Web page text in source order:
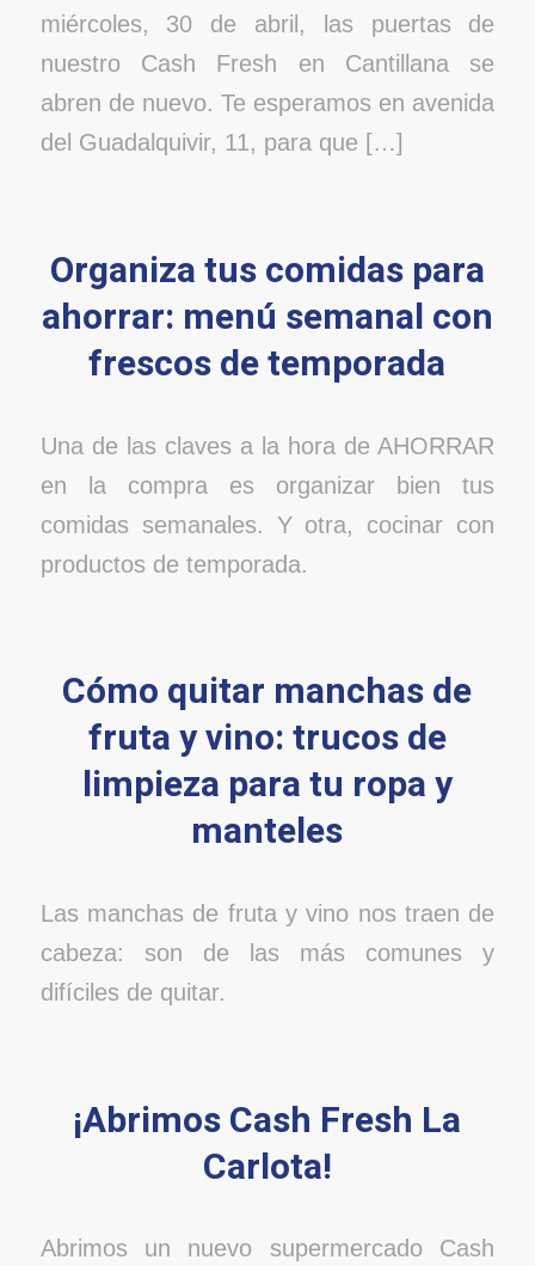
miércoles, 30 de abril, las puertas de
nuestro Cash Fresh en Cantillana se
abren de nuevo. Te esperamos en avenida
del Guadalquivir, 11, para que […]
Organiza tus comidas para
ahorrar: menú semanal con
frescos de temporada
Una de las claves a la hora de AHORRAR
en la compra es organizar bien tus
comidas semanales. Y otra, cocinar con
productos de temporada.
Cómo quitar manchas de
fruta y vino: trucos de
limpieza para tu ropa y
manteles
Las manchas de fruta y vino nos traen de
cabeza: son de las más comunes y
difíciles de quitar.
¡Abrimos Cash Fresh La
Carlota!
Abrimos un nuevo supermercado Cash